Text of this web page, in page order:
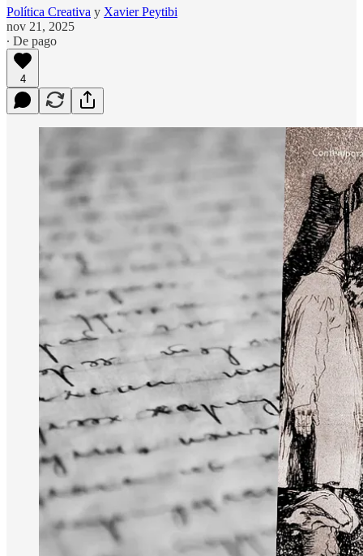
Política Creativa y Xavier Peytibi
nov 21, 2025
∙ De pago
4